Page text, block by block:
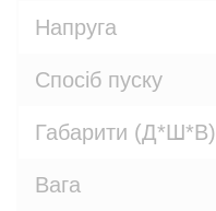
Напруга
Спосіб пуску
Габарити (Д*Ш*В)
Вага